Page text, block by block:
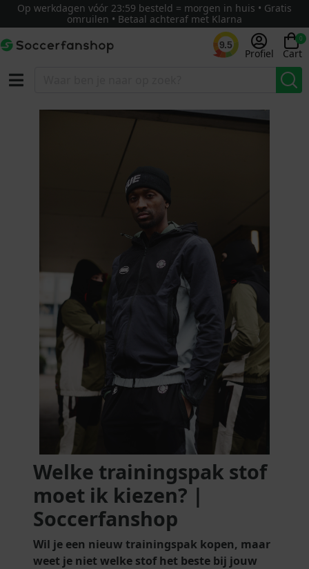
Op werkdagen vóór 23:59 besteld = morgen in huis • Gratis
omruilen • Betaal achteraf met Klarna
9.5
Profiel
0
Cart
Welke trainingspak stof
moet ik kiezen? |
Soccerfanshop
Wil je een nieuw trainingspak kopen, maar
weet je niet welke stof het beste bij jouw